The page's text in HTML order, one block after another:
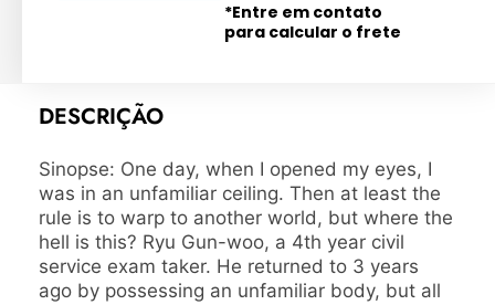
*Entre em contato
para calcular o frete
DESCRIÇÃO
Sinopse: One day, when I opened my eyes, I
was in an unfamiliar ceiling. Then at least the
rule is to warp to another world, but where the
hell is this? Ryu Gun-woo, a 4th year civil
service exam taker. He returned to 3 years
ago by possessing an unfamiliar body, but all